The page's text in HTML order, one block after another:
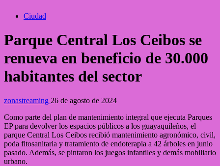
Ciudad
Parque Central Los Ceibos se
renueva en beneficio de 30.000
habitantes del sector
zonastreaming 26 de agosto de 2024
Como parte del plan de mantenimiento integral que ejecuta Parques
EP para devolver los espacios públicos a los guayaquileños, el
parque Central Los Ceibos recibió mantenimiento agronómico, civil,
poda fitosanitaria y tratamiento de endoterapia a 42 árboles en junio
pasado. Además, se pintaron los juegos infantiles y demás mobiliario
urbano.